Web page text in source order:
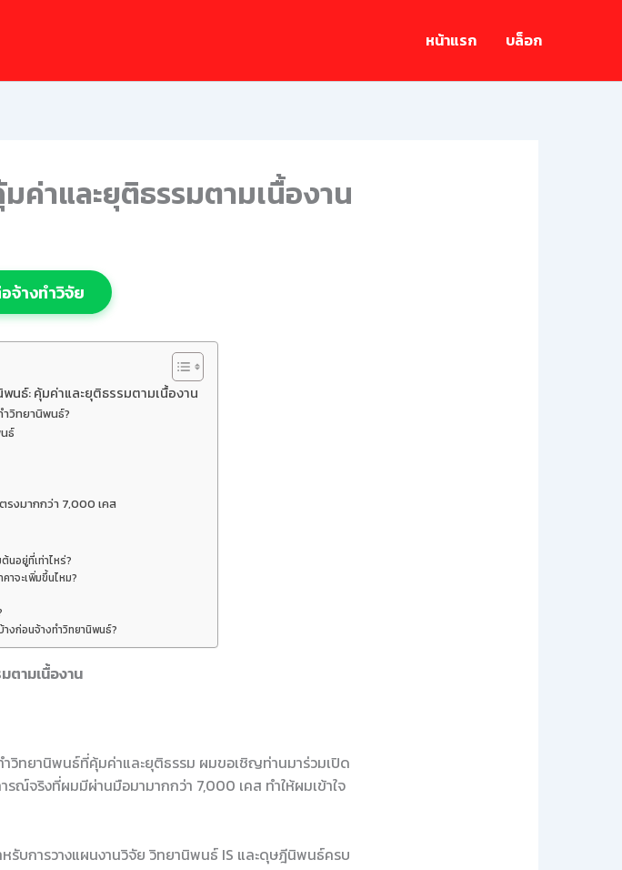
หน้าแรก บล็อก
ค่าและยุติธรรมตามเนื้องาน
จ้างทำวิจัย
นธ์: คุ้มค่าและยุติธรรมตามเนื้องาน
ำวิทยานิพนธ์?
ธ์
งมากกว่า 7,000 เคส
นอยู่ที่เท่าไหร่?
าจะเพิ่มขึ้นไหม?
งก่อนจ้างทำวิทยานิพนธ์?
ตามเนื้องาน
วิทยานิพนธ์ที่คุ้มค่าและยุติธรรม ผมขอเชิญท่านมาร่วมเปิด
ณ์จริงที่ผมมีผ่านมือมามากกว่า 7,000 เคส ทำให้ผมเข้าใจ
หรับการวางแผนงานวิจัย วิทยานิพนธ์ IS และดุษฎีนิพนธ์ครบ